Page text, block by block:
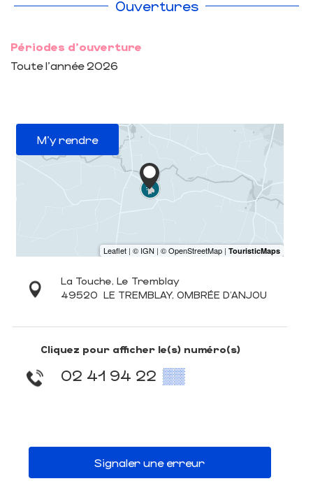
Ouvertures
Périodes d'ouverture
Toute l'année 2026
M'y rendre
La Touche, Le Tremblay
49520 LE TREMBLAY, OMBRÉE D'ANJOU
Cliquez pour afficher le(s) numéro(s)
02 41 94 22 ▒▒
Signaler une erreur